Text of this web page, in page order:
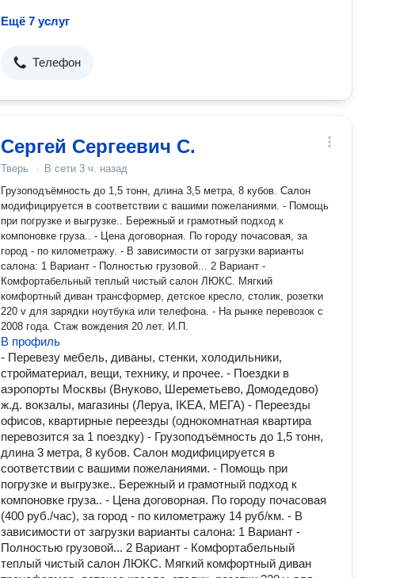
Ещё 7 услуг
Телефон
Сергей Сергеевич С.
Тверь · В сети 3 ч. назад
Грузоподъёмность до 1,5 тонн, длина 3,5 метра, 8 кубов. Салон
модифицируется в соответствии с вашими пожеланиями. - Помощь
при погрузке и выгрузке.. Бережный и грамотный подход к
компоновке груза.. - Цена договорная. По городу почасовая, за
город - по километражу. - В зависимости от загрузки варианты
салона: 1 Вариант - Полностью грузовой... 2 Вариант -
Комфортабельный теплый чистый салон ЛЮКС. Мягкий
комфортный диван трансформер, детское кресло, столик, розетки
220 v для зарядки ноутбука или телефона. - На рынке перевозок с
2008 года. Стаж вождения 20 лет. И.П.
В профиль
- Перевезу мебель, диваны, стенки, холодильники,
стройматериал, вещи, технику, и прочее. - Поездки в
аэропорты Москвы (Внуково, Шереметьево, Домодедово)
ж.д. вокзалы, магазины (Леруа, IKEA, МЕГА) - Переезды
офисов, квартирные переезды (однокомнатная квартира
перевозится за 1 поездку) - Грузоподъёмность до 1,5 тонн,
длина 3 метра, 8 кубов. Салон модифицируется в
соответствии с вашими пожеланиями. - Помощь при
погрузке и выгрузке.. Бережный и грамотный подход к
компоновке груза.. - Цена договорная. По городу почасовая
(400 руб./час), за город - по километражу 14 руб/км. - В
зависимости от загрузки варианты салона: 1 Вариант -
Полностью грузовой... 2 Вариант - Комфортабельный
теплый чистый салон ЛЮКС. Мягкий комфортный диван